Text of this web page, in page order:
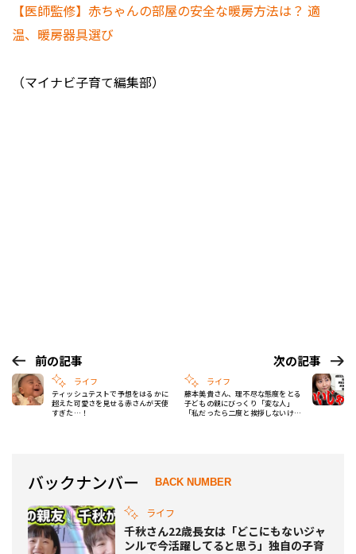
【医師監修】赤ちゃんの部屋の安全な暖房方法は？ 適
温、暖房器具選び
（マイナビ子育て編集部）
前の記事
ライフ
ティッシュテストで予想をはるかに
超えた可愛さを見せる赤さんが天使
すぎた…！
次の記事
ライフ
藤本美貴さん、理不尽な態度をとる
子どもの親にびっくり「変な人」
「私だったら二度と挨拶しないけど
バックナンバー BACK NUMBER
ライフ
千秋さん22歳長女は「どこにもないジャ
ンルで今活躍してると思う」独自の子育